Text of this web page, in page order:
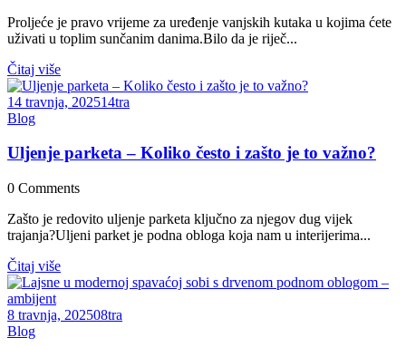
Proljeće je pravo vrijeme za uređenje vanjskih kutaka u kojima ćete
uživati u toplim sunčanim danima.Bilo da je riječ...
Čitaj više
14 travnja, 202514tra
Blog
Uljenje parketa – Koliko često i zašto je to važno?
0 Comments
Zašto je redovito uljenje parketa ključno za njegov dug vijek
trajanja?Uljeni parket je podna obloga koja nam u interijerima...
Čitaj više
8 travnja, 202508tra
Blog